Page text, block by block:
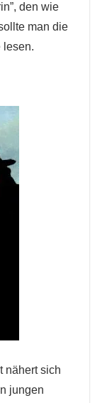
den wie
man die
lesen.
nähert sich
jungen